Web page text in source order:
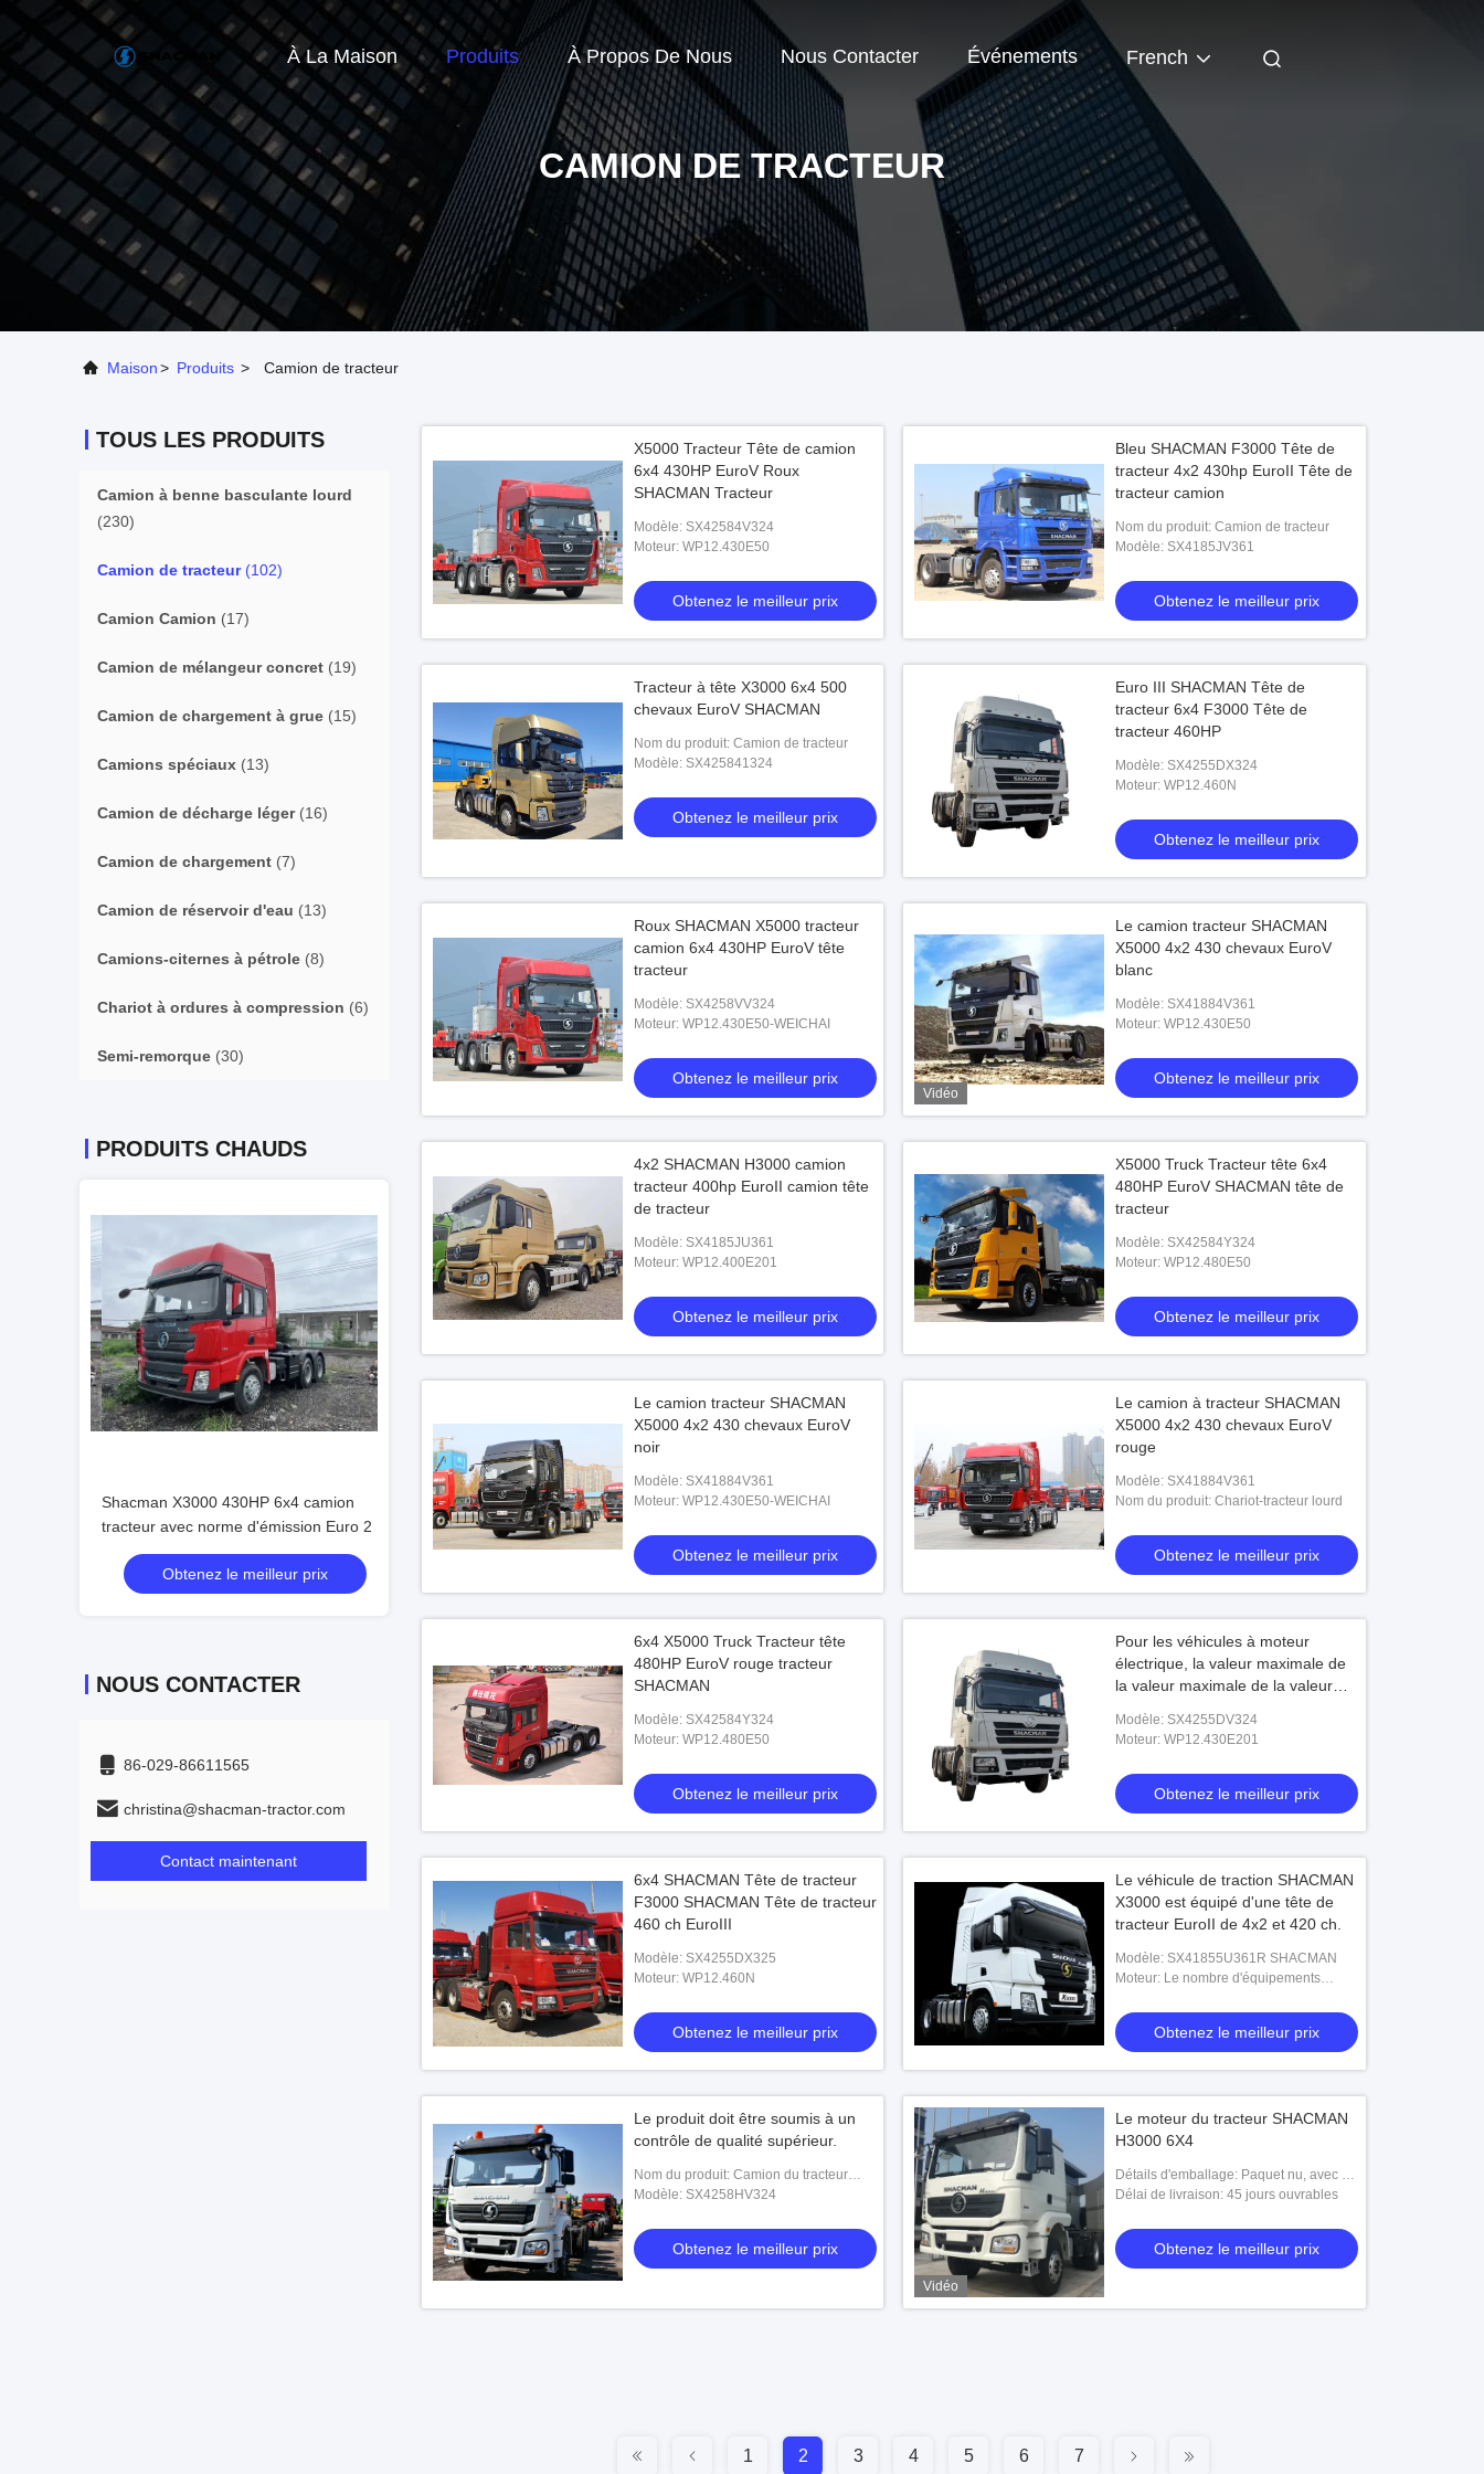
À La Maison Produits À Propos De Nous Nous Contacter Événements French
CAMION DE TRACTEUR
Maison> Produits > Camion de tracteur
TOUS LES PRODUITS
Camion à benne basculante lourd
(230)
Camion de tracteur(102)
Camion Camion (17)
Camion de mélangeur concret (19)
Camion de chargement à grue (15)
Camions spéciaux (13)
Camion de décharge léger(16)
Camion de chargement (7)
Camion de réservoir d'eau (13)
Camions-citernes à pétrole (8)
Chariot à ordures à compression (6)
Semi-remorque (30)
PRODUITS CHAUDS
Shacman X3000 430HP 6x4 camion
tracteur avec norme d'émission Euro 2
Obtenez le meilleur prix
Shacman X3000 430HP 6x4 camion
tracteur avec norme d'émission Euro 2
NOUS CONTACTER
86-029-86611565
christina@shacman-tractor.com
Contact maintenant
X5000 Tracteur Tête de camion
6x4 430HP EuroV Roux
SHACMAN Tracteur
Modèle: SX42584V324
Moteur: WP12.430E50
Obtenez le meilleur prix
Bleu SHACMAN F3000 Tête de
tracteur 4x2 430hp EuroII Tête de
tracteur camion
Nom du produit: Camion de tracteur
Modèle: SX4185JV361
Obtenez le meilleur prix
Tracteur à tête X3000 6x4 500
chevaux EuroV SHACMAN
Nom du produit: Camion de tracteur
Modèle: SX425841324
Obtenez le meilleur prix
Euro III SHACMAN Tête de
tracteur 6x4 F3000 Tête de
tracteur 460HP
Modèle: SX4255DX324
Moteur: WP12.460N
Obtenez le meilleur prix
Roux SHACMAN X5000 tracteur
camion 6x4 430HP EuroV tête
tracteur
Modèle: SX4258VV324
Moteur: WP12.430E50-WEICHAI
Obtenez le meilleur prix
Vidéo
Le camion tracteur SHACMAN
X5000 4x2 430 chevaux EuroV
blanc
Modèle: SX41884V361
Moteur: WP12.430E50
Obtenez le meilleur prix
4x2 SHACMAN H3000 camion
tracteur 400hp EuroII camion tête
de tracteur
Modèle: SX4185JU361
Moteur: WP12.400E201
Obtenez le meilleur prix
X5000 Truck Tracteur tête 6x4
480HP EuroV SHACMAN tête de
tracteur
Modèle: SX42584Y324
Moteur: WP12.480E50
Obtenez le meilleur prix
Le camion tracteur SHACMAN
X5000 4x2 430 chevaux EuroV
noir
Modèle: SX41884V361
Moteur: WP12.430E50-WEICHAI
Obtenez le meilleur prix
Le camion à tracteur SHACMAN
X5000 4x2 430 chevaux EuroV
rouge
Modèle: SX41884V361
Nom du produit: Chariot-tracteur lourd
Obtenez le meilleur prix
6x4 X5000 Truck Tracteur tête
480HP EuroV rouge tracteur
SHACMAN
Modèle: SX42584Y324
Moteur: WP12.480E50
Obtenez le meilleur prix
Pour les véhicules à moteur
électrique, la valeur maximale de
la valeur maximale de la valeur
de la valeur maximale de la valeur
de la valeur maximale de la valeur
maximale de la valeur maximale
de la valeur maximale de la valeur
de la valeur maximale.
Modèle: SX4255DV324
Moteur: WP12.430E201
Obtenez le meilleur prix
6x4 SHACMAN Tête de tracteur
F3000 SHACMAN Tête de tracteur
460 ch EuroIII
Modèle: SX4255DX325
Moteur: WP12.460N
Obtenez le meilleur prix
Le véhicule de traction SHACMAN
X3000 est équipé d'une tête de
tracteur EuroII de 4x2 et 420 ch.
Modèle: SX41855U361R SHACMAN
Moteur: Le nombre d'équipements
Obtenez le meilleur prix
Le produit doit être soumis à un
contrôle de qualité supérieur.
Nom du produit: Camion du tracteur
H3000
Modèle: SX4258HV324
Obtenez le meilleur prix
Vidéo
Le moteur du tracteur SHACMAN
H3000 6X4
Détails d'emballage: Paquet nu, avec de
la cire avant expédition.
Délai de livraison: 45 jours ouvrables
Obtenez le meilleur prix
1 2 3 4 5 6 7